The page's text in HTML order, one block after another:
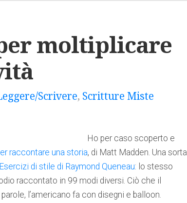
moltiplicare
Scrivere, Scritture Miste
Ho per caso scoperto e
raccontare una storia, di Matt Madden. Una sorta
Esercizi di stile di Raymond Queneau: lo stesso
raccontato in 99 modi diversi. Ciò che il
l’americano fa con disegni e balloon.